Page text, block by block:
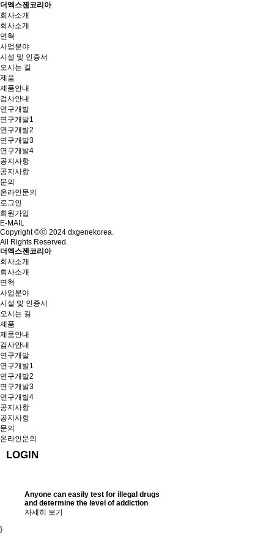
더엑스젠코리아
회사소개
회사소개
연혁
사업분야
시설 및 인증서
오시는 길
제품
제품안내
검사안내
연구개발
연구개발1
연구개발2
연구개발3
연구개발4
공지사항
공지사항
문의
온라인문의
로그인
회원가입
E-MAIL
Copyright ©ⓒ 2024 dxgenekorea.
All Rights Reserved.
더엑스젠코리아
회사소개
회사소개
연혁
사업분야
시설 및 인증서
오시는 길
제품
제품안내
검사안내
연구개발
연구개발1
연구개발2
연구개발3
연구개발4
공지사항
공지사항
문의
온라인문의
LOGIN
Anyone can easily test for illegal drugs
and determine the level of addiction
자세히 보기
}